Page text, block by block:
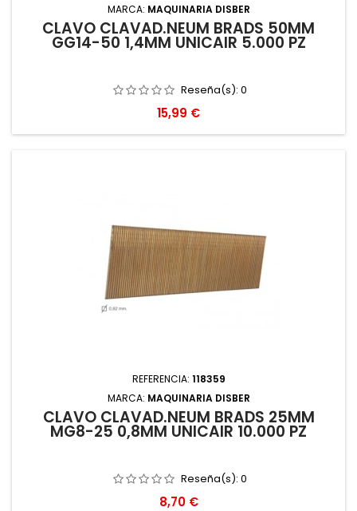
MARCA: MAQUINARIA DISBER
CLAVO CLAVAD.NEUM BRADS 50MM
GG14-50 1,4MM UNICAIR 5.000 PZ
Reseña(s): 0
Precio
15,99 €
REFERENCIA: 118359
MARCA: MAQUINARIA DISBER
CLAVO CLAVAD.NEUM BRADS 25MM
MG8-25 0,8MM UNICAIR 10.000 PZ
Reseña(s): 0
Precio
8,70 €